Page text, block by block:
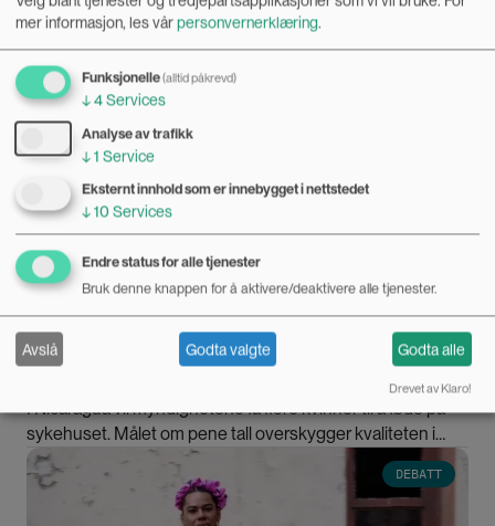
27.02.2018
Gravide kvinner skremmes fra sykehus i
Nicaragua
I Nicaragua vil myndighetene få flere kvinner til å føde på
sykehuset. Målet om pene tall overskygger kvaliteten i
helsetilbudet til fattige kvinner, mener Birgit Kvernflaten.
Bilde
DEBATT
mer informasjon, les vårpersonvernerklæring.
Funksjonelle(alltid påkrevd)
↓4Services
Analyse av trafikk
↓1 Service
Eksternt innhold som er innebygget i nettstedet
↓10 Services
Endre status for alle tjenester
Bruk denne knappen for å aktivere/deaktivere alle tjenester.
Avslå Godta valgte Godta alle
Drevet av Klaro!